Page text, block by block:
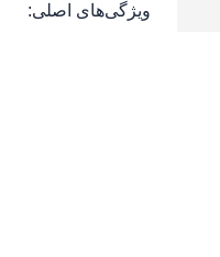
ویژگی‌های اصلی: